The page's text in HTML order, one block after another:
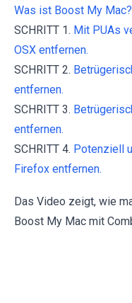
Was ist Boost My Mac?
SCHRITT 1. Mit PUAs
OSX entfernen.
SCHRITT 2.
entfernen.
SCHRITT 3.
entfernen.
SCHRITT 4. Potenziell
Firefox entfernen.
Das Video zeigt, wie
Boost My Mac mit